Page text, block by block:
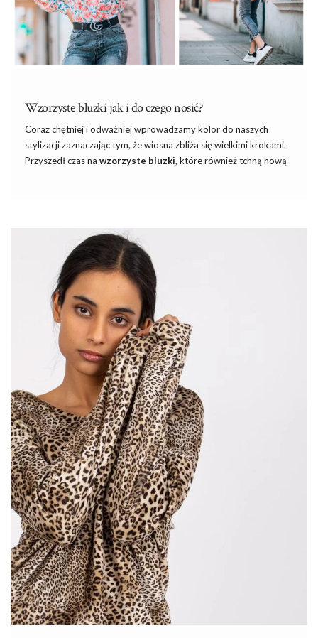
Wzorzyste bluzki jak i do czego nosić?
Coraz chętniej i odważniej wprowadzamy kolor do naszych
stylizacji zaznaczając tym, że wiosna zbliża się wielkimi krokami.
Przyszedł czas na wzorzyste bluzki, które również tchną nową
ciekawie je stylizowaćna wiosnę
Jak dobrać wzorzyste bluzki do
figury?
Czy jedna bluzka w stylizacji może mieć tak duży wpływ na
optyczny wygląd …